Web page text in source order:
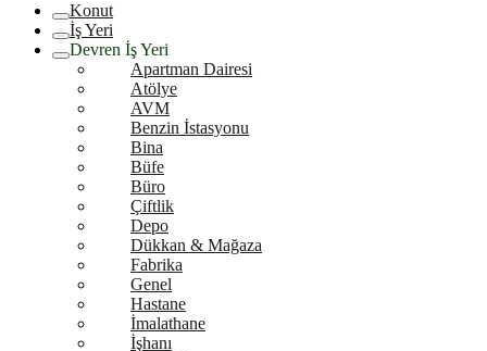
Konut
İş Yeri
Devren İş Yeri
Apartman Dairesi
Atölye
AVM
Benzin İstasyonu
Bina
Büfe
Büro
Çiftlik
Depo
Dükkan & Mağaza
Fabrika
Genel
Hastane
İmalathane
İşhanı